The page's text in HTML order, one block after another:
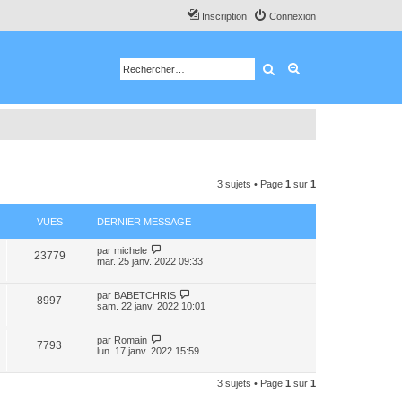
Connexion
Inscription
Rechercher
3 sujets • Page 1 sur 1
VUES DERNIER MESSAGE
23779 par michele
mar. 25 janv. 2022 09:33
8997 par BABETCHRIS
sam. 22 janv. 2022 10:01
7793 par Romain
lun. 17 janv. 2022 15:59
3 sujets • Page 1 sur 1